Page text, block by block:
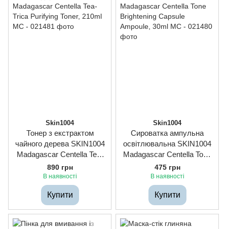
Skin1004
Тонер з екстрактом
чайного дерева SKIN1004
Madagascar Centella Tea-
Trica Purifying Toner, 210ml
890 грн
В наявності
Купити
Skin1004
Сироватка ампульна
освітлювальна SKIN1004
Madagascar Centella Tone
Brightening Capsule
Ampoule, 30ml
475 грн
В наявності
Купити